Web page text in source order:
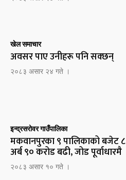
खेल समाचार
अवसर पाए उनीहरू पनि सक्छन्
२०८३ असार २४ गते ।
इन्द्रसरोवर गाउँपालिका
मकवानपुरका ९ पालिकाको बजेट ८
अर्ब ९० करोड बढी, जोड पूर्वाधारमै
२०८३ असार १० गते ।